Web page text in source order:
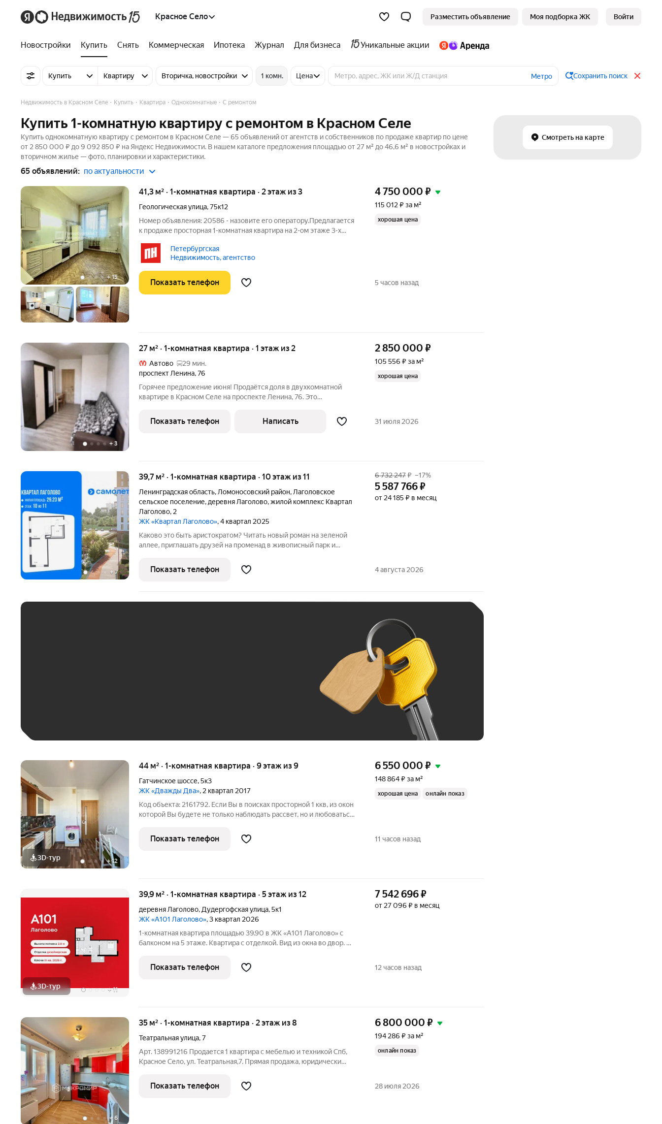
Красное Село Разместить объявление Моя подборка ЖК Войти
Новостройки Купить Снять Коммерческая Ипотека Журнал Для бизнеса Уникальные акции
Купить Квартиру Вторичка, новостройки 1 комн. Цена Метро Сохранить поиск
Смотреть на карте
Недвижимость в Красном Селе Купить Квартира Однокомнатные С ремонтом
Купить 1-комнатную квартиру с ремонтом в Красном Селе
Купить однокомнатную квартиру с ремонтом в Красном Селе — 65 объявлений от агентств и собственников по продаже квартир по цене
от 2 850 000 ₽ до 9 092 850 ₽ на Яндекс Недвижимости. В нашем каталоге предложения площадью от 27 м² до 46,6 м² в новостройках и
вторичном жилье — фото, планировки и характеристики.
65 объявлений: по актуальности
+15
41,3 м² · 1-комнатная квартира · 2 этаж из 3
Геологическая улица,75к12
Номер объявления: 20586 - назовите его оператору.Предлагается
к продаже просторная 1-комнатная квартира на 2-ом этаже 3-х
и ухоженный двор. Что немаловажно большая парковка возле
дома.
Петербургская
Недвижимость, агентство
4 750 000 ₽
115 012 ₽ за м²
хорошая цена
Показать телефон 5 часов назад
+ 3
27 м² · 1-комнатная квартира · 1 этаж из 2
Автово
29 мин.
проспект Ленина,76
Горячее предложение июня! Продаётся доля в двухкомнатной
квартире в Красном Селе на проспекте Ленина, 76. Это
квартиры в том, что она имеет два ОТДЕЛЬНЫХ входа: из
парадной и с лоджии. Общая
2 850 000 ₽
105 556 ₽ за м²
хорошая цена
Показать телефон Написать 31 июля 2026
+ 7
39,7 м² · 1-комнатная квартира · 10 этаж из 11
Ленинградская область, Ломоносовский район, Лаголовское
сельское поселение, деревня Лаголово,жилой комплекс Квартал
Лаголово, 2
ЖК «Квартал Лаголово», 4 квартал 2025
Каково это быть аристократом? Читать новый роман на зеленой
аллее, приглашать друзей на променад в живописный парк и
в город на светское мероприятие в самом центре
Петербурга.Чтобы
6 732 247₽ –17%
5 587 766₽
от 24 185 ₽ в месяц
Показать телефон 4 августа 2026
3D-тур +12
44 м² · 1-комнатная квартира · 9 этаж из 9
Гатчинское шоссе,5к3
ЖК «Дважды Два», 2 квартал 2017
Код объекта: 2161792. Если Вы в поисках просторной 1 ккв, из окон
которой Вы будете не только наблюдать рассвет, но и любоваться
квартиры выходят на две стороны: окна кухни направлены на
восток, с
6 550 000 ₽
148 864 ₽ за м²
хорошая цена онлайн показ
Показать телефон 11 часов назад
3D-тур +11
39,9 м² · 1-комнатная квартира · 5 этаж из 12
деревня Лаголово, Дудергофская улица,5к1
ЖК «А101 Лаголово», 3 квартал 2026
1-комнатная квартира площадью 39.90 в ЖК «А101 Лаголово» c
балконом на 5 этаже. Квартира с отделкой. Вид из окна во двор. В
квартир с чистовой отделкой предлагается три варианта дизайна:
7 542 696₽
от 27 096 ₽ в месяц
Показать телефон 12 часов назад
+ 6
35 м² · 1-комнатная квартира · 2 этаж из 8
Театральная улица,7
Арт. 138991216 Продается 1 квартира с мебелью и техникой Спб,
Красное Село, ул. Театральная,7. Прямая продажа, юридически
6 800 000 ₽
194 286 ₽ за м²
онлайн показ
Показать телефон 28 июля 2026